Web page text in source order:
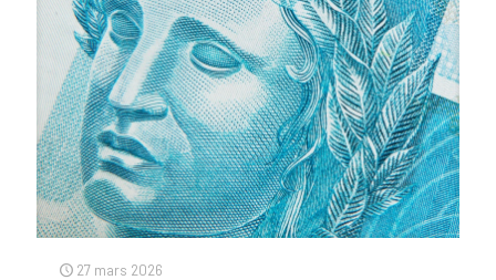
27 mars 2026